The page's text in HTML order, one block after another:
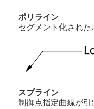
ポリライン
セグメント化された
スプライン
制御点指定曲線が引